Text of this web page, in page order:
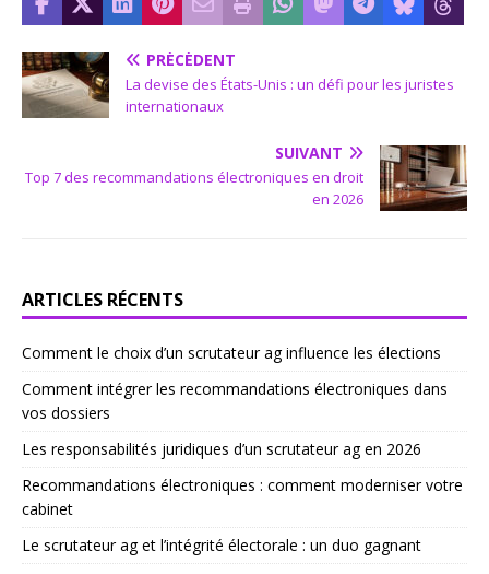
PRÉCÉDENT
La devise des États-Unis : un défi pour les juristes
internationaux
SUIVANT
Top 7 des recommandations électroniques en droit
en 2026
ARTICLES RÉCENTS
Comment le choix d’un scrutateur ag influence les élections
Comment intégrer les recommandations électroniques dans
vos dossiers
Les responsabilités juridiques d’un scrutateur ag en 2026
Recommandations électroniques : comment moderniser votre
cabinet
Le scrutateur ag et l’intégrité électorale : un duo gagnant